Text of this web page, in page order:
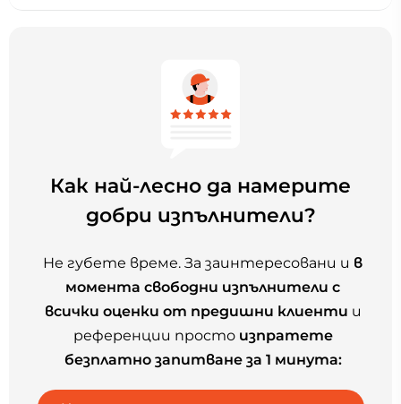
Как най-лесно да намерите
добри изпълнители?
Не губете време. За заинтересовани и в
момента свободни изпълнители с
всички оценки от предишни клиенти и
референции просто изпратете
безплатно запитване за 1 минута: